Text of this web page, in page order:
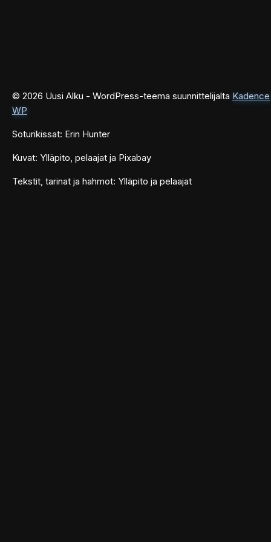
© 2026 Uusi Alku - WordPress-teema suunnittelijalta Kadence
WP
Soturikissat: Erin Hunter
Kuvat: Ylläpito, pelaajat ja Pixabay
Tekstit, tarinat ja hahmot: Ylläpito ja pelaajat